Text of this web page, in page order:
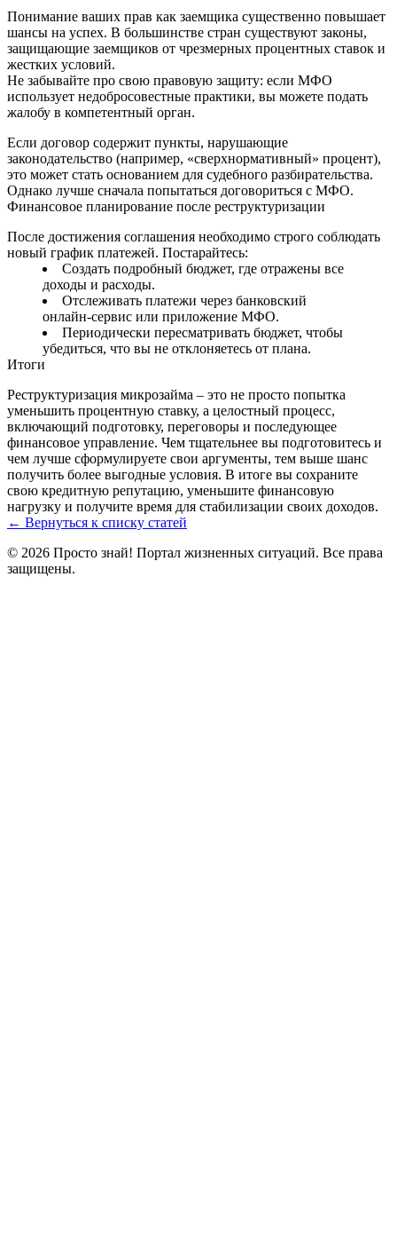
Понимание ваших прав как заемщика существенно повышает
шансы на успех. В большинстве стран существуют законы,
защищающие заемщиков от чрезмерных процентных ставок и
жестких условий.
Не забывайте про свою правовую защиту: если МФО
использует недобросовестные практики, вы можете подать
жалобу в компетентный орган.
Если договор содержит пункты, нарушающие
законодательство (например, «сверхнормативный» процент),
это может стать основанием для судебного разбирательства.
Однако лучше сначала попытаться договориться с МФО.
Финансовое планирование после реструктуризации
После достижения соглашения необходимо строго соблюдать
новый график платежей. Постарайтесь:
Создать подробный бюджет, где отражены все
доходы и расходы.
Отслеживать платежи через банковский
онлайн‑сервис или приложение МФО.
Периодически пересматривать бюджет, чтобы
убедиться, что вы не отклоняетесь от плана.
Итоги
Реструктуризация микрозайма – это не просто попытка
уменьшить процентную ставку, а целостный процесс,
включающий подготовку, переговоры и последующее
финансовое управление. Чем тщательнее вы подготовитесь и
чем лучше сформулируете свои аргументы, тем выше шанс
получить более выгодные условия. В итоге вы сохраните
свою кредитную репутацию, уменьшите финансовую
нагрузку и получите время для стабилизации своих доходов.
← Вернуться к списку статей
© 2026 Просто знай! Портал жизненных ситуаций. Все права
защищены.